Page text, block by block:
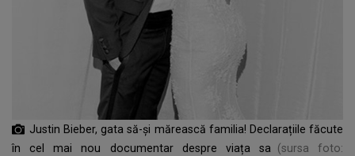
Justin Bieber, gata să-și mărească familia! Declarațiile făcute
în cel mai nou documentar despre viața sa
(sursa foto: